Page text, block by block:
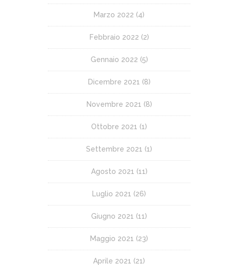
Marzo 2022 (4)
Febbraio 2022 (2)
Gennaio 2022 (5)
Dicembre 2021 (8)
Novembre 2021 (8)
Ottobre 2021 (1)
Settembre 2021 (1)
Agosto 2021 (11)
Luglio 2021 (26)
Giugno 2021 (11)
Maggio 2021 (23)
Aprile 2021 (21)